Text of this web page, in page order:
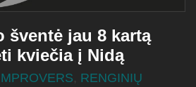
šventė jau 8 kartą
kviečia į Nidą
, RENGINIŲ